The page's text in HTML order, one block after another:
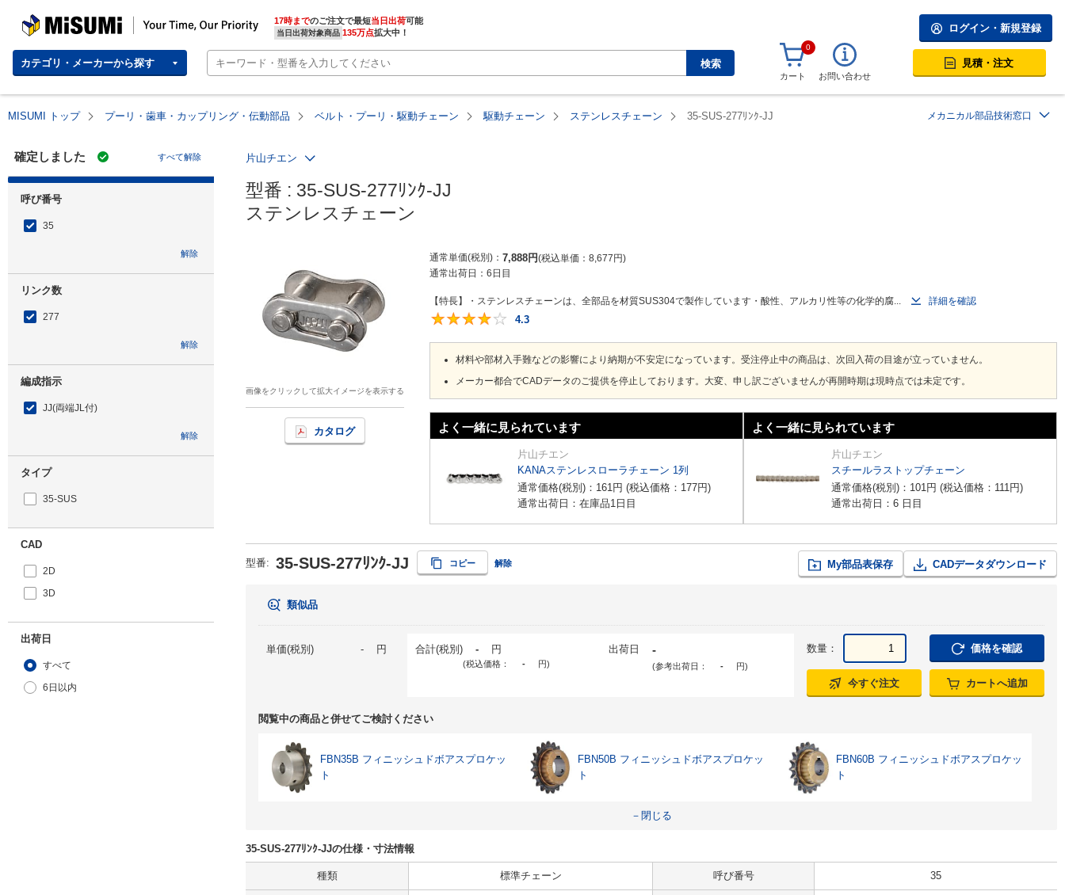
MISUMI | Your Time, Our Priority 17時までのご注文で最短当日出荷
当日出荷対象商品 135万点拡大中！
カテゴリ・メーカーから探す 検索
ログイン・新規登録
0
カート お問い合わせ
見積・注文
MISUMI トップ プーリ・歯車・カップリング・伝動部品 ベルト・プーリ・駆動チェーン 駆動チェーン ステンレスチェーン 35-SUS-277ﾘﾝｸ-JJ メカニカル部品技術窓口
確定しました すべて解除
呼び番号
35
解除
リンク数
277
解除
編成指示
JJ(両端JL付)
解除
タイプ
35-SUS
CAD
2D
3D
出荷日
すべて
6日以内
片山チエン
型番 : 35-SUS-277ﾘﾝｸ-JJ
ステンレスチェーン
画像をクリックして拡大イメージを表示する
カタログ
通常単価(税別) 7,888円 税込単価 8,677円
通常出荷日： 6日目
【特長】・ステンレスチェーンは、全部品を材質SUS304で製作しています・酸性、アルカリ性等の化学的腐...
詳細を確認
4.3
材料や部材入手難などの影響により納期が不安定になっています。受注停止中の商品は、次回入荷の目途が立っていません。
メーカー都合でCADデータのご提供を停止しております。大変、申し訳ございませんが再開時期は現時点では未定です。
よく一緒に見られています
片山チエン
KANAステンレスローラチェーン 1列
通常価格(税別)： 161円 (税込価格： 177円)
通常出荷日：在庫品1日目
よく一緒に見られています
片山チエン
スチールラストップチェーン
通常価格(税別)： 101円 (税込価格： 111円)
通常出荷日：6 日目
型番: 35-SUS-277ﾘﾝｸ-JJ コピー 解除 My部品表保存 CADデータダウンロード
類似品
単価(税別) - 円 合計(税別) - 円
(税込価格： - 円)
出荷日 -
(参考出荷日： - 円)
数量： 価格を確認
今すぐ注文 カートへ追加
閲覧中の商品と併せてご検討ください
FBN35B フィニッシュドボアスプロケッ
ト
FBN50B フィニッシュドボアスプロケッ
ト
FBN60B フィニッシュドボアスプロケッ
ト
－閉じる
35-SUS-277ﾘﾝｸ-JJの仕様・寸法情報
種類 標準チェーン 呼び番号 35